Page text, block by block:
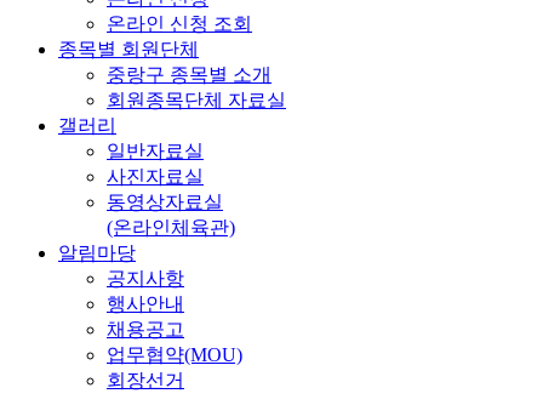
온라인 신청 조회
종목별 회원단체
중랑구 종목별 소개
회원종목단체 자료실
갤러리
일반자료실
사진자료실
동영상자료실
(온라인체육관)
알림마당
공지사항
행사안내
채용공고
업무협약(MOU)
회장선거